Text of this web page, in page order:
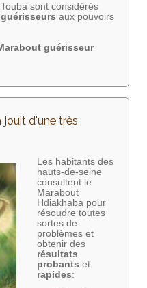
sont considérés
guérisseurs aux pouvoirs
guérisseur
jouit d'une très
Les habitants des
hauts-de-seine
consultent le
Marabout
Hdiakhaba pour
résoudre toutes
sortes de
problèmes et
obtenir des
résultats
probants et
rapides: